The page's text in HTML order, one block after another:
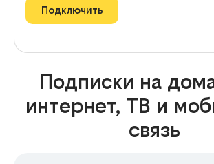
Подключить
Подписки на
интернет, ТВ и
связь